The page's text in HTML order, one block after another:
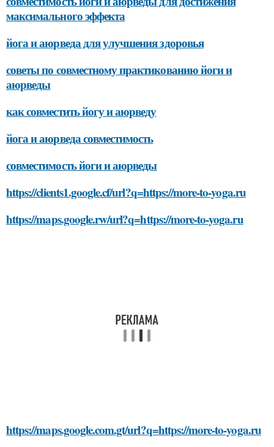
максимального эффекта
йога и аюрведа для улучшения здоровья
советы по совместному практикованию йоги и
аюрведы
как совместить йогу и аюрведу
йога и аюрведа совместимость
совместимость йоги и аюрведы
https://clients1.google.cf/url?q=https://more-to-yoga.ru
https://maps.google.rw/url?q=https://more-to-yoga.ru
https://maps.google.com.gt/url?q=https://more-to-yoga.ru